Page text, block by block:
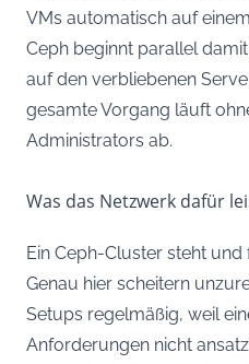
VMs automatisch auf
Ceph beginnt parallel
auf den verbliebenen
gesamte Vorgang läuft
Administrators ab.
Was das Netzwerk dafür
Ein Ceph-Cluster steht
Genau hier scheitern
Setups regelmäßig, weil
Anforderungen nicht